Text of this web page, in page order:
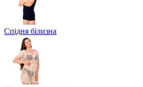
Спідня білизна